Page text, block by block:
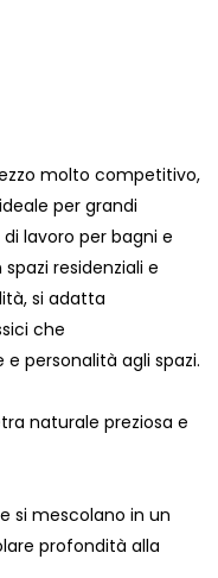
molto competitivo,
per grandi
lavoro per bagni e
residenziali e
si adatta
che
personalità agli spazi.
naturale preziosa e
si mescolano in un
profondità alla